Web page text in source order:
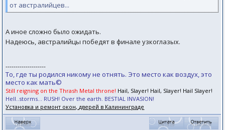
от австралийцев...
А иное сложно было ожидать.
Надеюсь, австралийцы победят в финале узкоглазых.
--------------------
То, где ты родился никому не отнять. Это место как воздух, это
место как мать©
Still reigning on the Thrash Metal throne! Hail, Slayer! Hail, Slayer! Hail Slayer!
Hell..storms... RUSH! Over the earth. BESTIAL INVASION!
Установка и ремонт окон, дверей в Калининграде